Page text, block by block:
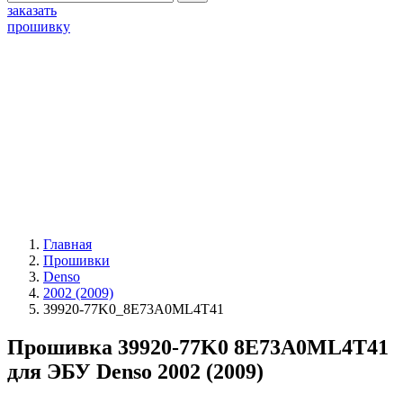
заказать
прошивку
Главная
Прошивки
Denso
2002 (2009)
39920-77K0_8E73A0ML4T41
Прошивка 39920-77K0 8E73A0ML4T41
для ЭБУ Denso 2002 (2009)